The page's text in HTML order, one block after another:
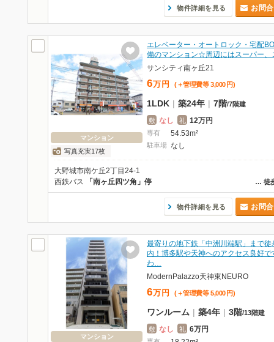
物件詳細を見る お問
マンション
写真充実17枚
エレベーター・オートロック・宅配
備のマンション☆周辺にはスーパー
サンシティ南ヶ丘21
6万 円 (＋管理費等 3,000 円)
1LDK | 築24年 | 7階/7階建
敷 なし 礼 12万円
専有 54.53m²
駐車場 なし
大野城市南ケ丘2丁目24-1
… 徒
西鉄バス 「南ヶ丘四ツ角」停
物件詳細を見る お問
マンション
最寄りの地下鉄「中洲川端駅」まで徒
内！博多駅や天神へのアクセス良好で
わ…
ModernPalazzo天神東NEURO
6万 円 (＋管理費等 5,000 円)
ワンルーム | 築4年 | 3階/13階建
敷 なし 礼 6万円